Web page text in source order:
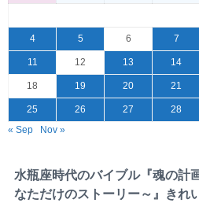
4 5 6 7
11 12 13 14
18 19 20 21
25 26 27 28
« Sep
Nov »
水瓶座時代のバイブル『魂の計
なただけのストーリー～』きれ